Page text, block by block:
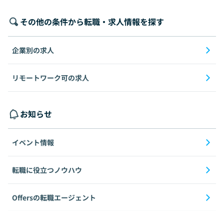
その他の条件から転職・求人情報を探す
企業別の求人
リモートワーク可の求人
お知らせ
イベント情報
転職に役立つノウハウ
Offersの転職エージェント